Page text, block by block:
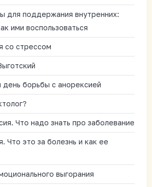
для поддержания внутренних:
ими воспользоваться
со стрессом
борьбы с анорексией
Что надо знать про заболевание
Что это за болезнь и как ее
выгорания